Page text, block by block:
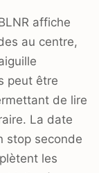
affiche
au centre,
peut être
de lire
La date
stop seconde
les